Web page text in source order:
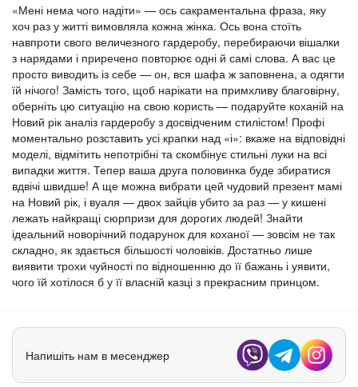
«Мені нема чого надіти» — ось сакраментальна фраза, яку
хоч раз у житті вимовляла кожна жінка. Ось вона стоїть
навпроти свого величезного гардеробу, перебираючи вішалки
з нарядами і приречено повторює одні й самі слова. А вас це
просто виводить із себе — он, вся шафа ж заповнена, а одягти
їй нічого! Замість того, щоб нарікати на примхливу благовірну,
оберніть цю ситуацію на свою користь — подаруйте коханій на
Новий рік аналіз гардеробу з досвідченим стилістом! Профі
моментально розставить усі крапки над «і»: вкаже на відповідні
моделі, відмітить непотрібні та скомбінує стильні луки на всі
випадки життя. Тепер ваша друга половинка буде збиратися
вдвічі швидше! А ще можна вибрати цей чудовий презент мамі
на Новий рік, і вуаля — двох зайців убито за раз — у кишені
лежать найкращі сюрпризи для дорогих людей! Знайти
ідеальний новорічний подарунок для коханої — зовсім не так
складно, як здається більшості чоловіків. Достатньо лише
виявити трохи чуйності по відношенню до її бажань і уявити,
чого їй хотілося б у її власній казці з прекрасним принцом.
Напишіть нам в месенджер